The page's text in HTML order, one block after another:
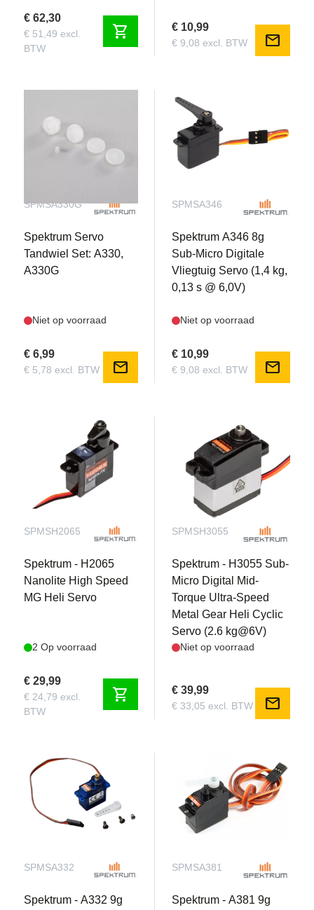
€ 62,30
€ 51,49 excl.
BTW
shopping_cart € 10,99
€ 9,08 excl. BTW mail
SPMSA330G
Spektrum Servo
Tandwiel Set: A330,
A330G
Niet op voorraad
€ 6,99
€ 5,78 excl. BTW mail
SPMSA346
Spektrum A346 8g
Sub-Micro Digitale
Vliegtuig Servo (1,4 kg,
0,13 s @ 6,0V)
Niet op voorraad
€ 10,99
€ 9,08 excl. BTW mail
SPMSH2065
Spektrum - H2065
Nanolite High Speed
MG Heli Servo
2 Op voorraad
€ 29,99
€ 24,79 excl.
BTW
shopping_cart
SPMSH3055
Spektrum - H3055 Sub-
Micro Digital Mid-
Torque Ultra-Speed
Metal Gear Heli Cyclic
Servo (2.6 kg@6V)
Niet op voorraad
€ 39,99
€ 33,05 excl. BTW mail
SPMSA332
Spektrum - A332 9g
SPMSA381
Spektrum - A381 9g